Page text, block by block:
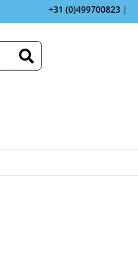
+31 (0)499700823 |